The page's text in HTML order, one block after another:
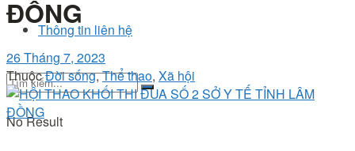
Thông tin liên hệ
No Result
ĐỒNG
26 Tháng 7, 2023
ThuộcĐời sống,Thể thao, Xã hội